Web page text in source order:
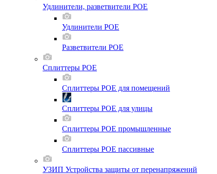
Удлинители, разветвители POE
Удлинители POE
Разветвители POE
Сплиттеры POE
Сплиттеры POE для помещений
Сплиттеры POE для улицы
Сплиттеры POE промышленные
Сплиттеры POE пассивные
УЗИП Устройства защиты от перенапряжений